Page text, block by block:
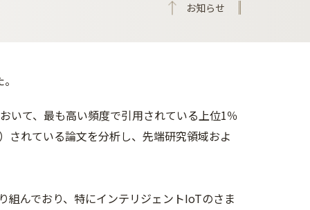
お知らせ
いて、最も高い頻度で引用されている上位1％
されている論文を分析し、先端研究領域およ
組んでおり、特にインテリジェントIoTのさま